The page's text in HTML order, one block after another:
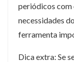
periódicos com
necessidades
ferramenta
Dica extra: Se